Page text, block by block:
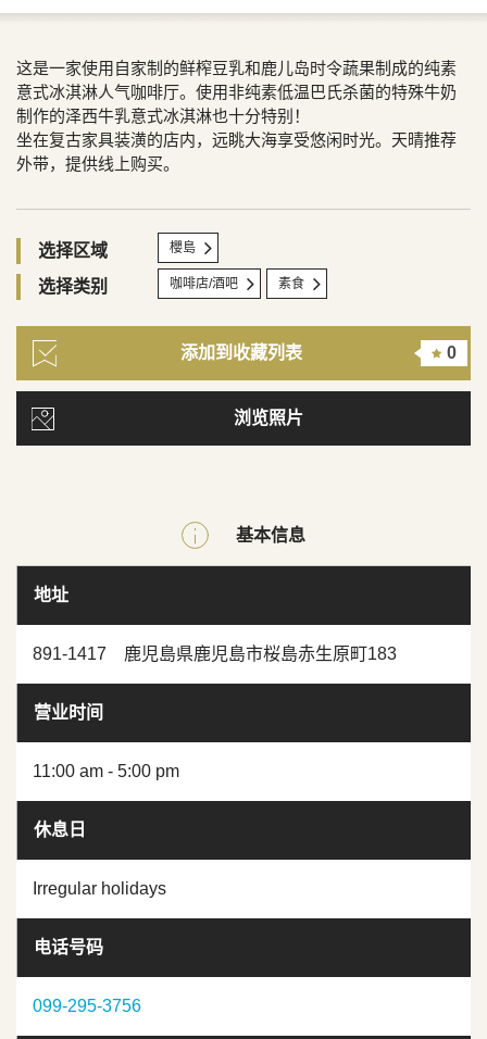
这是一家使用自家制的鲜榨豆乳和鹿儿岛时令蔬果制成的纯素
意式冰淇淋人气咖啡厅。使用非纯素低温巴氏杀菌的特殊牛奶
制作的泽西牛乳意式冰淇淋也十分特别！
坐在复古家具装潢的店内，远眺大海享受悠闲时光。天晴推荐
外带，提供线上购买。
选择区域 櫻島
选择类别 咖啡店/酒吧 素食
添加到收藏列表 0
浏览照片
基本信息
地址
891-1417 鹿児島県鹿児島市桜島赤生原町183
营业时间
11:00 am - 5:00 pm
休息日
Irregular holidays
电话号码
099-295-3756